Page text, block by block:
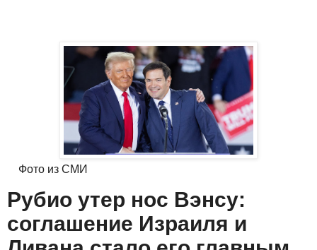
Фото из СМИ
Рубио утер нос Вэнсу:
соглашение Израиля и